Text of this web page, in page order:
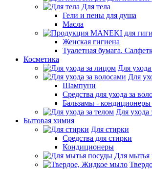
Для тела
Гели и пены для душа
Масла
Женская гигиена
Туалетная бумага.
Косметика
Для
Для
Шампуни
Средства для ухода за
Бальзамы - кондиционеры
Для ухода
Бытовая химия
Для стирки
Средства для стирки
Кондиционеры
Для мытья